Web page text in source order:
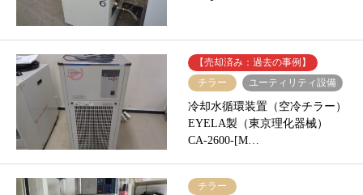
【売却済み：過去の事例】
チラー
ユーティリティ設備
冷却水循環装置（空冷チラー）
EYELA製（東京理化器械）
CA-2600-[M…
チラー